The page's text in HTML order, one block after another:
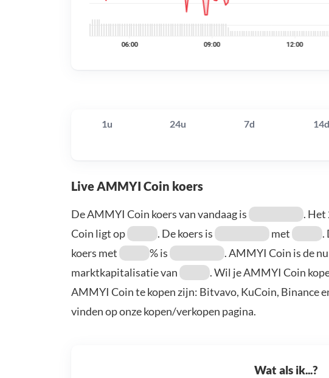
1u 24u 7d 14d
Live AMMYI Coin koers
De AMMYI Coin koers van vandaag is
. Het
Coin ligt op
. De koers is met
.
koers met
% is . AMMYI Coin is de
marktkapitalisatie van
. Wil je AMMYI Coin
AMMYI Coin te kopen zijn: Bitvavo, KuCoin, Binance
vinden op onze kopen/verkopen pagina.
Wat als ik...?